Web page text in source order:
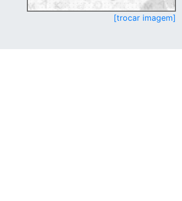
[trocar imagem]